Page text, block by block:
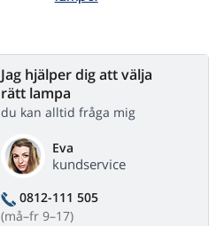
Jag hjälper dig att välja
rätt lampa
du kan alltid fråga mig
Eva
kundservice
0812-111 505
(må–fr 9–17)